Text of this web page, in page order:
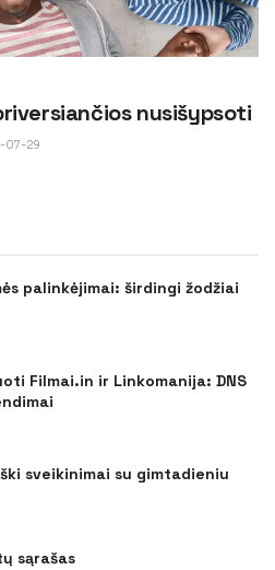
nusišypsoti
07-29
palinkėjimai: širdingi žodžiai
Filmai.in ir Linkomanija: DNS
sveikinimai su gimtadieniu
sąrašas